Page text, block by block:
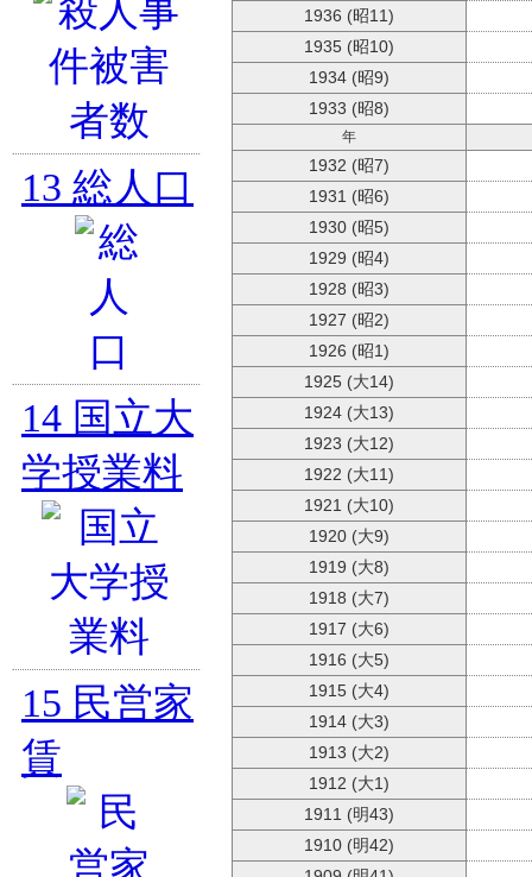
1936 (昭11)
1935 (昭10)
1934 (昭9)
1933 (昭8)
年
1932 (昭7)
1931 (昭6)
1930 (昭5)
1929 (昭4)
1928 (昭3)
1927 (昭2)
1926 (昭1)
1925 (大14)
1924 (大13)
1923 (大12)
1922 (大11)
1921 (大10)
1920 (大9)
1919 (大8)
1918 (大7)
1917 (大6)
1916 (大5)
1915 (大4)
1914 (大3)
1913 (大2)
1912 (大1)
1911 (明43)
1910 (明42)
13 総人口
14 国立大
学授業料
15 民営家
賃